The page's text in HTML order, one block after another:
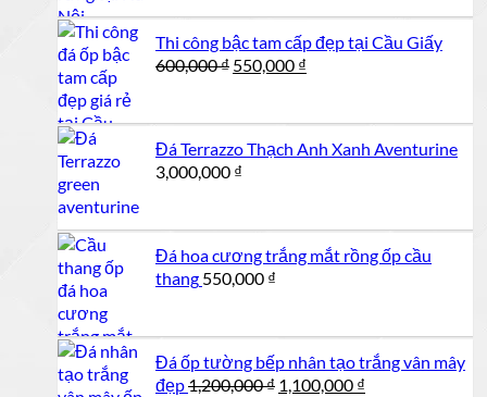
Thi công bậc tam cấp đẹp tại Cầu Giấy
600,000₫ Giá
550,000 ₫
550,000 ₫.
Đá Terrazzo Thạch Anh Xanh Aventurine
3,000,000 ₫
Đá hoa cương trắng mắt rồng ốp cầu
thang 550,000 ₫
Đá ốp tường bếp nhân tạo trắng vân mây
đẹp1,200,000₫ Giá
1,100,000 ₫